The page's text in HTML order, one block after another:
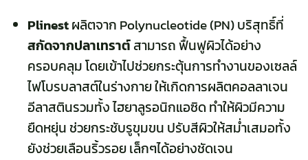
Plinestผลิตจาก Polynucleotide (PN) บริสุทธิ์ที่
สกัดจากปลาเทราต์สามารถ ฟื้นฟูผิวได้อย่าง
ครอบคลุม โดยเข้าไปช่วยกระตุ้นการทำงานของเซลล์
ไฟโบรบลาสต์ในร่างกาย ให้เกิดการผลิตคอลลาเจน
อีลาสตินรวมทั้ง ไฮยาลูรอนิกแอซิด ทำให้ผิวมีความ
ยืดหยุ่น ช่วยกระชับรูขุมขน ปรับสีผิวให้สม่ำเสมอทั้ง
ยังช่วยเลือนริ้วรอย เล็กๆได้อย่างชัดเจน